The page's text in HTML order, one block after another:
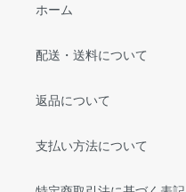
ホーム
配送・送料について
返品について
支払い方法について